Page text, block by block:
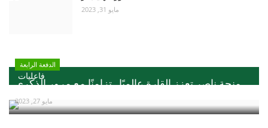
مايو 31, 2023
فاعليات
الدفعة الرابعة
منحة ناصر تعزز القارة عالميًا ..تزامنًا مع مرور الذكري...
مايو 27, 2023